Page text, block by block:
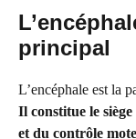
principal
L’encéphale est la
Il constitue le
et du contrôle